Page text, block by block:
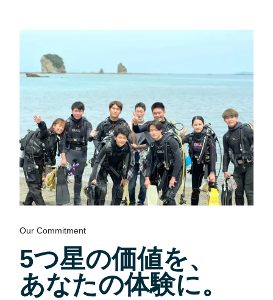
Our Commitment
5つ星の価値を、
あなたの体験に。